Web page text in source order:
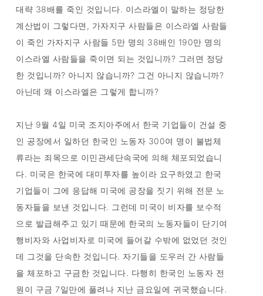
대략 38배를 죽인 것입니다. 이스라엘이 말하는 정당한
계산법이 그렇다면, 가자지구 사람들은 이스라엘 사람들
이 죽인 가자지구 사람들 5만 명의 38배인 190만 명의
이스라엘 사람들을 죽이면 되는 것입니까? 그러면 정당
한 것입니까? 아니지 않습니까? 그건 아니지 않습니까?
아닌데 왜 이스라엘은 그렇게 합니까?
지난 9월 4일 미국 조지아주에서 한국 기업들이 건설 중
인 공장에서 일하던 한국인 노동자 300여 명이 불법체
류라는 죄목으로 이민관세단속국에 의해 체포되었습니
다. 미국은 한국에 대미투자를 높이라 요구하였고 한국
기업들이 그에 응답해 미국에 공장을 짓기 위해 전문 노
동자들을 보낸 것입니다. 그런데 미국이 비자를 보수적
으로 발급해주고 있기 때문에 한국의 노동자들이 단기여
행비자와 사업비자로 미국에 들어갈 수밖에 없었던 것인
데 그것을 단속한 것입니다. 자기들을 도우러 간 사람들
을 체포하고 구금한 것입니다. 다행히 한국인 노동자 전
원이 구금 7일만에 풀려나 지난 금요일에 귀국했습니다.